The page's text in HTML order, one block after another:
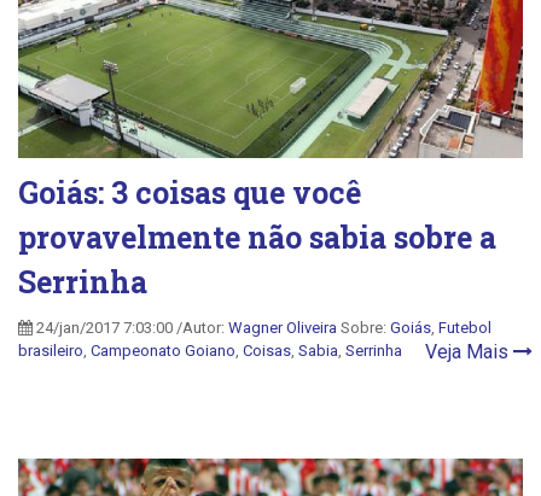
Goiás: 3 coisas que você
provavelmente não sabia sobre a
Serrinha
24/jan/2017 7:03:00 /Autor: Wagner Oliveira Sobre: Goiás, Futebol
brasileiro, Campeonato Goiano, Coisas, Sabia, Serrinha Veja Mais